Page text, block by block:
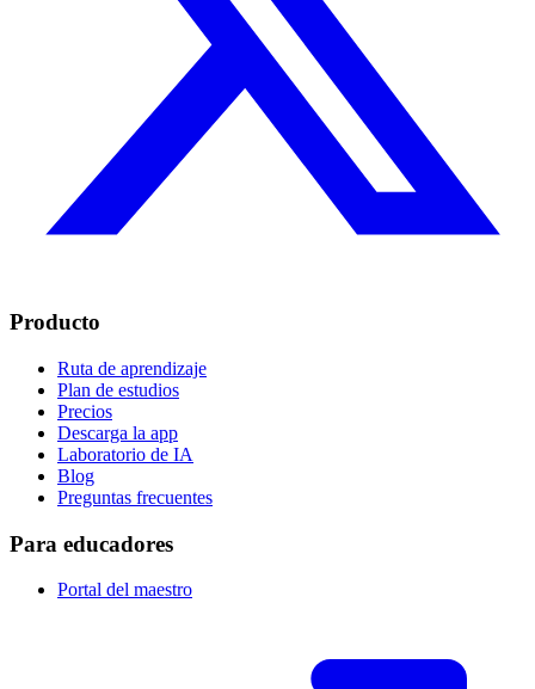
Producto
Ruta de aprendizaje
Plan de estudios
Precios
Descarga la app
Laboratorio de IA
Blog
Preguntas frecuentes
Para educadores
Portal del maestro